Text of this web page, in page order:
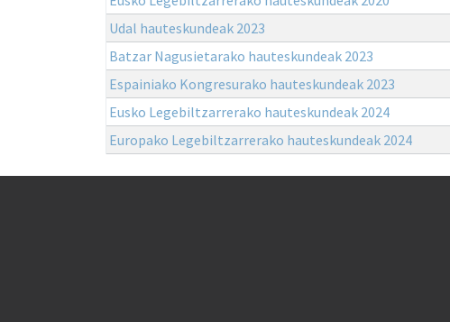
Udal hauteskundeak 2023
Batzar Nagusietarako hauteskundeak 2023
Espainiako Kongresurako hauteskundeak 2023
Eusko Legebiltzarrerako hauteskundeak 2024
Europako Legebiltzarrerako hauteskundeak 2024